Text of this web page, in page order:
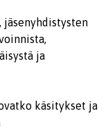
jäsenyhdistysten
ja
käsitykset ja